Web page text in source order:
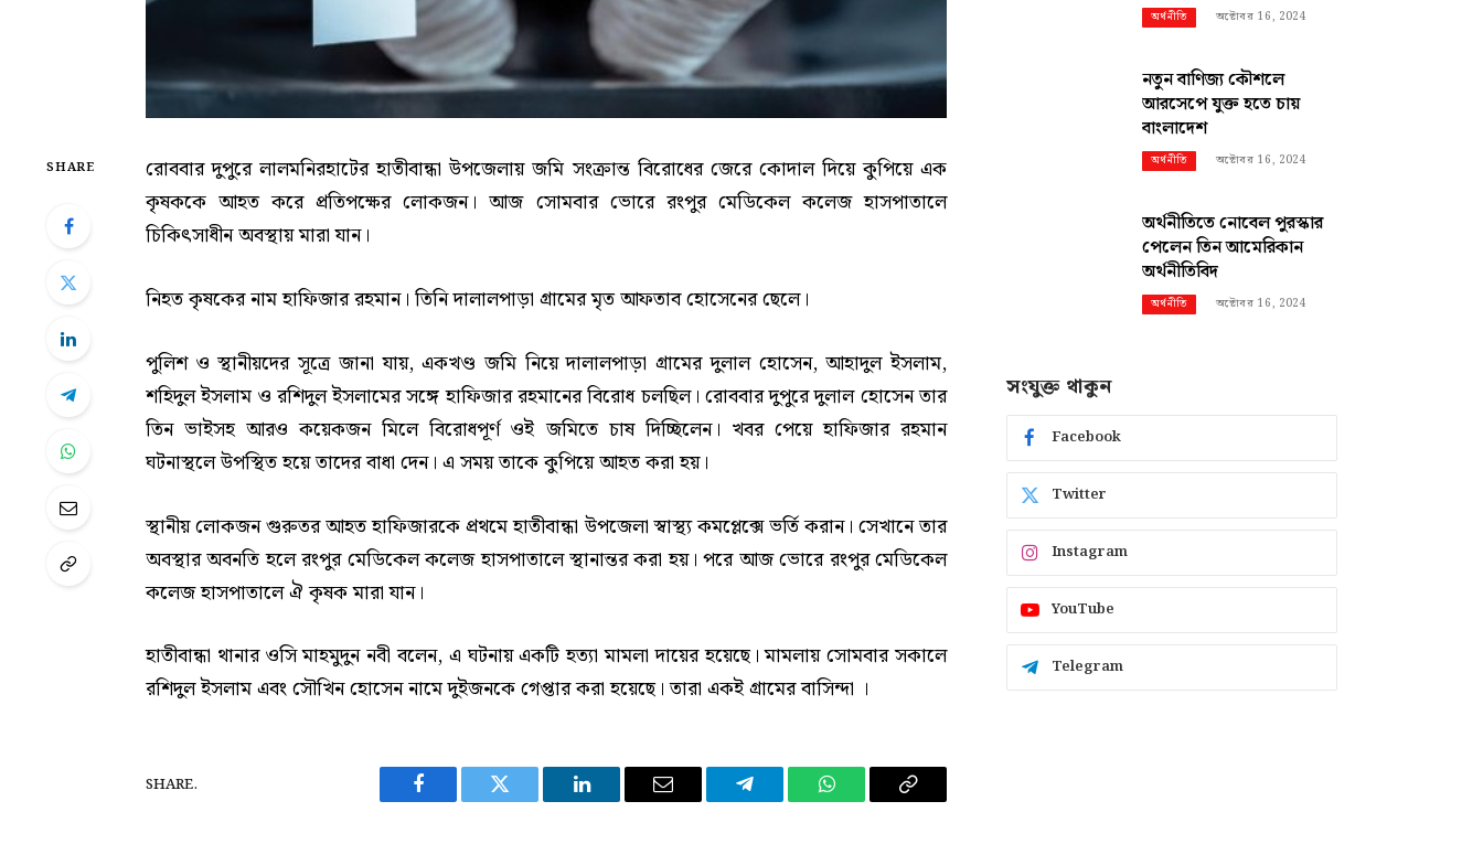
SHARE
রোববার দুপুরে লালমনিরহাটের হাতীবান্ধা উপজেলায় জমি সংক্রান্ত বিরোধের জেরে কোদাল দিয়ে কুপিয়ে এক
কৃষককে আহত করে প্রতিপক্ষের লোকজন। আজ সোমবার ভোরে রংপুর মেডিকেল কলেজ হাসপাতালে
চিকিৎসাধীন অবস্থায় মারা যান।
নিহত কৃষকের নাম হাফিজার রহমান। তিনি দালালপাড়া গ্রামের মৃত আফতাব হোসেনের ছেলে।
পুলিশ ও স্থানীয়দের সূত্রে জানা যায়, একখণ্ড জমি নিয়ে দালালপাড়া গ্রামের দুলাল হোসেন, আহাদুল ইসলাম,
শহিদুল ইসলাম ও রশিদুল ইসলামের সঙ্গে হাফিজার রহমানের বিরোধ চলছিল। রোববার দুপুরে দুলাল হোসেন তার
তিন ভাইসহ আরও কয়েকজন মিলে বিরোধপূর্ণ ওই জমিতে চাষ দিচ্ছিলেন। খবর পেয়ে হাফিজার রহমান
ঘটনাস্থলে উপস্থিত হয়ে তাদের বাধা দেন। এ সময় তাকে কুপিয়ে আহত করা হয়।
স্থানীয় লোকজন গুরুতর আহত হাফিজারকে প্রথমে হাতীবান্ধা উপজেলা স্বাস্থ্য কমপ্লেক্সে ভর্তি করান। সেখানে তার
অবস্থার অবনতি হলে রংপুর মেডিকেল কলেজ হাসপাতালে স্থানান্তর করা হয়। পরে আজ ভোরে রংপুর মেডিকেল
কলেজ হাসপাতালে ঐ কৃষক মারা যান।
হাতীবান্ধা থানার ওসি মাহমুদুন নবী বলেন, এ ঘটনায় একটি হত্যা মামলা দায়ের হয়েছে। মামলায় সোমবার সকালে
রশিদুল ইসলাম এবং সৌখিন হোসেন নামে দুইজনকে গেপ্তার করা হয়েছে। তারা একই গ্রামের বাসিন্দা ।
SHARE.
Facebook Twitter LinkedIn Email Telegram WhatsAppCopy
অর্থনীতি অক্টোবর 16, 2024
নতুন বাণিজ্য কৌশলে
আরসেপে যুক্ত হতে চায়
বাংলাদেশ
অর্থনীতি অক্টোবর 16, 2024
অর্থনীতিতে নোবেল পুরস্কার
পেলেন তিন আমেরিকান
অর্থনীতিবিদ
অর্থনীতি অক্টোবর 16, 2024
সংযুক্ত থাকুন
Facebook
Twitter
Instagram
YouTube
Telegram